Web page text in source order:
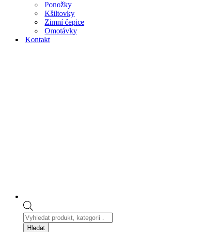
Ponožky
Kšiltovky
Zimní čepice
Omotávky
Kontakt
Products
search
Hledat